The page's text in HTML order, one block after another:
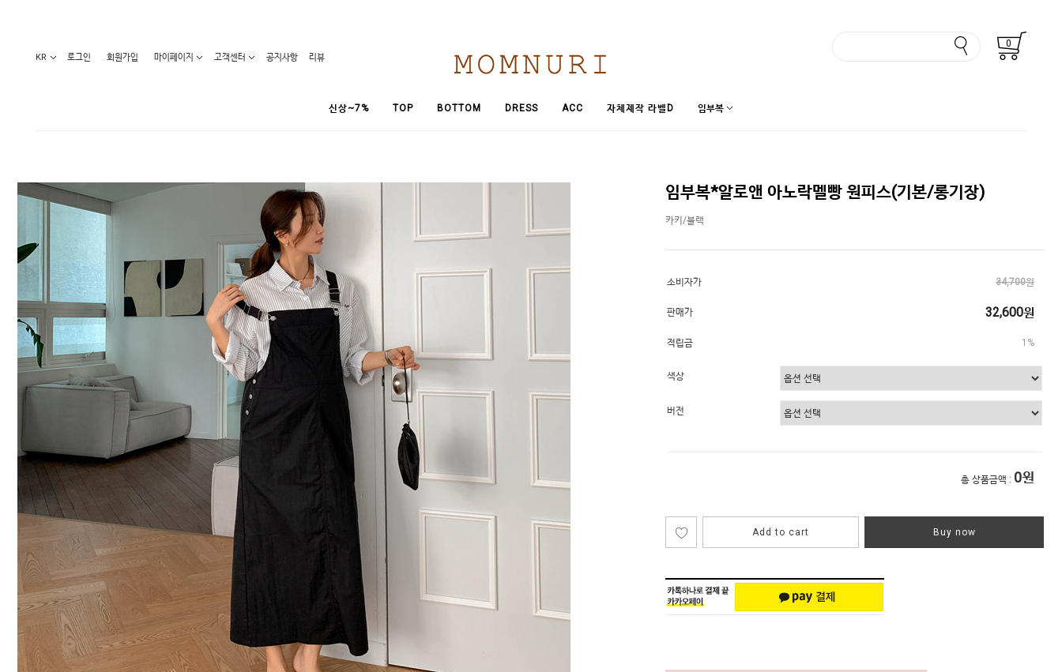
0
KR 로그인 회원가입 마이페이지 고객센터 공지사항 리뷰
신상~7% TOP BOTTOM DRESS ACC 자체제작 라벨D 임부복
베스트100
오늘발송
세일50-80%
임산부화장품
1+1세일
기획전
블라우스/니트
티/나시
임산부하의
레깅스/스타킹
수유복
코디아이템
특가상품
홈웨어
요가복
수영복
커뮤니티
이벤트
리뷰
맘누리뉴스
다이어리
리얼체험단모집
만삭사진컨테스트
아기사진컨테스트
고객센터 1661-5260
공지사항
미확인입금자보기
임부복*알로앤 아노락멜빵 원피스(기본/롱기장)
카키/블랙
소비자가 34,700원
판매가 32,600원
적립금 1%
색상
버전
총 상품금액 : 0원
Add to cart Buy now